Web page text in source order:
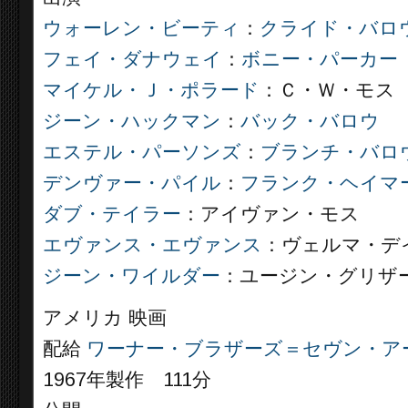
ウォーレン・ビーティ ： クライド・バロ
フェイ・ダナウェイ ： ボニー・パーカー
マイケル・Ｊ・ポラード ：Ｃ・Ｗ・モス
ジーン・ハックマン ： バック・バロウ
エステル・パーソンズ ： ブランチ・バロ
デンヴァー・パイル ： フランク・ヘイマ
ダブ・テイラー ：アイヴァン・モス
エヴァンス・エヴァンス ：ヴェルマ・デ
ジーン・ワイルダー ：ユージン・グリザ
アメリカ 映画
配給 ワーナー・ブラザーズ＝セヴン・ア
1967年製作 111分